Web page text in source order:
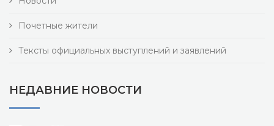
Почетные жители
Тексты официальных выступлений и заявлений
НЕДАВНИЕ НОВОСТИ